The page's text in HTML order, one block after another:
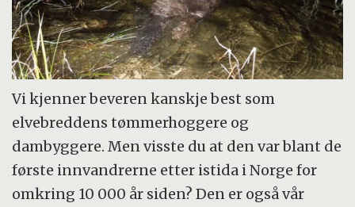
Vi kjenner beveren kanskje best som
elvebreddens tømmerhoggere og
dambyggere. Men visste du at den var blant de
første innvandrerne etter istida i Norge for
omkring 10 000 år siden? Den er også vår